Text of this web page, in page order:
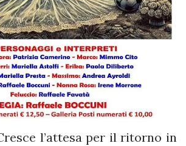
l’attesa per il ritorno in